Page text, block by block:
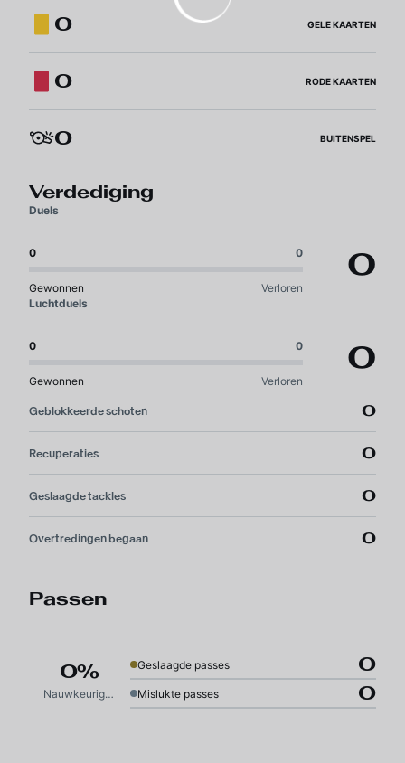
0 GELE KAARTEN
0 RODE KAARTEN
0 BUITENSPEL
Verdediging
Duels
0 0
Gewonnen Verloren
0
Luchtduels
0 0
Gewonnen Verloren
0
Geblokkeerde schoten 0
Recuperaties 0
Geslaagde tackles 0
Overtredingen begaan 0
Passen
0%
Nauwkeurigheid
Geslaagde passes 0
Mislukte passes 0